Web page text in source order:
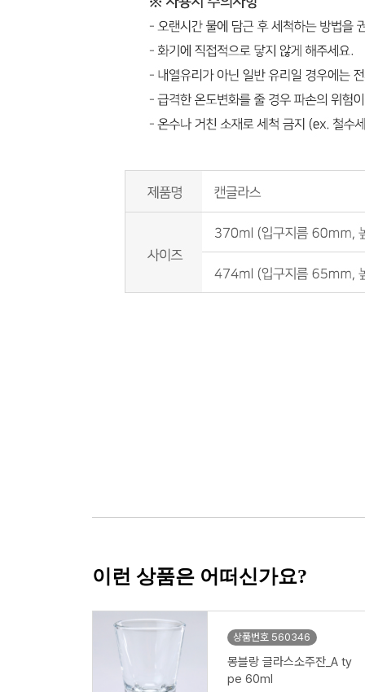
이런 상품은 어떠신가요?
상품번호 560346
몽블랑 글라스소주잔_A ty
pe 60ml